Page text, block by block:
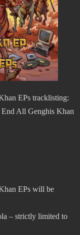
EPs tracklisting:
All Genghis Khan
EPs will be
– strictly limited to